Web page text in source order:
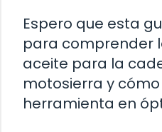
Espero que esta
para comprender
aceite para la
motosierra y
herramienta en